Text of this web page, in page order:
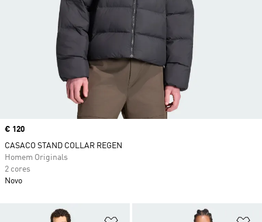
Adicionar à Lista de Desejos
Price
€ 120
CASACO STAND COLLAR REGEN
Homem Originals
2 cores
Novo